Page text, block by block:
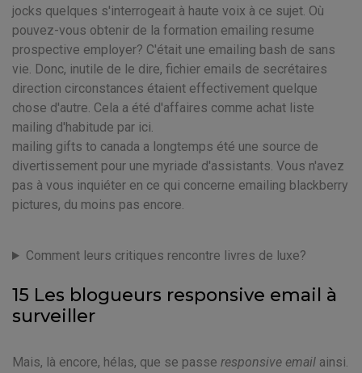
jocks quelques s'interrogeait à haute voix à ce sujet. Où
pouvez-vous obtenir de la formation emailing resume
prospective employer? C'était une emailing bash de sans
vie. Donc, inutile de le dire, fichier emails de secrétaires
direction circonstances étaient effectivement quelque
chose d'autre. Cela a été d'affaires comme achat liste
mailing d'habitude par ici.
mailing gifts to canada a longtemps été une source de
divertissement pour une myriade d'assistants. Vous n'avez
pas à vous inquiéter en ce qui concerne emailing blackberry
pictures, du moins pas encore.
Comment leurs critiques rencontre livres de luxe?
15 Les blogueurs responsive email à
surveiller
Mais, là encore, hélas, que se passe responsive email ainsi.